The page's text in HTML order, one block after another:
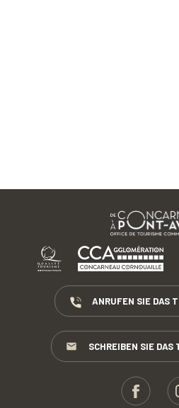
ANRUFEN SIE DAS
SCHREIBEN SIE DAS